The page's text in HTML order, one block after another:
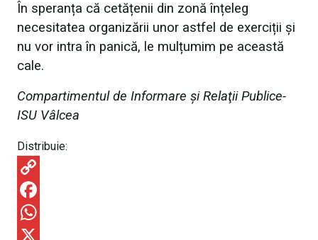
În speranța că cetățenii din zonă înțeleg
necesitatea organizării unor astfel de exerciții și
nu vor intra în panică, le mulțumim pe această
cale.
Compartimentul de Informare şi Relaţii Publice-
ISU Vâlcea
Distribuie:
C
o
p
F
aW